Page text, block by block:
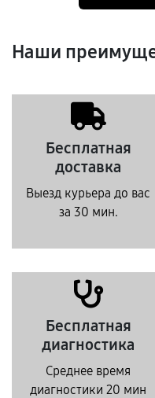
Наши
Бесплатная
доставка
Выезд курьера до вас
за 30 мин.
Бесплатная
диагностика
Среднее время
диагностики 20 мин